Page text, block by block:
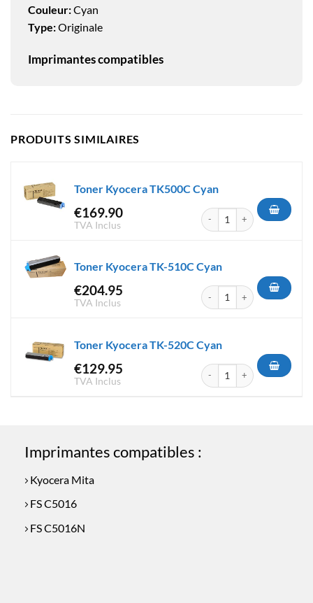
Couleur:Cyan
Type:Originale
Imprimantes compatibles
PRODUITS SIMILAIRES
Toner Kyocera TK500C Cyan
€169.90
TVA Inclus
quantité de Toner Kyocera
Toner Kyocera TK-510C Cyan
€204.95
TVA Inclus
quantité de Toner Kyocera
Toner Kyocera TK-520C Cyan
€129.95
TVA Inclus
quantité de Toner Kyocera
Imprimantes compatibles :
Kyocera Mita
FS C5016
FS C5016N